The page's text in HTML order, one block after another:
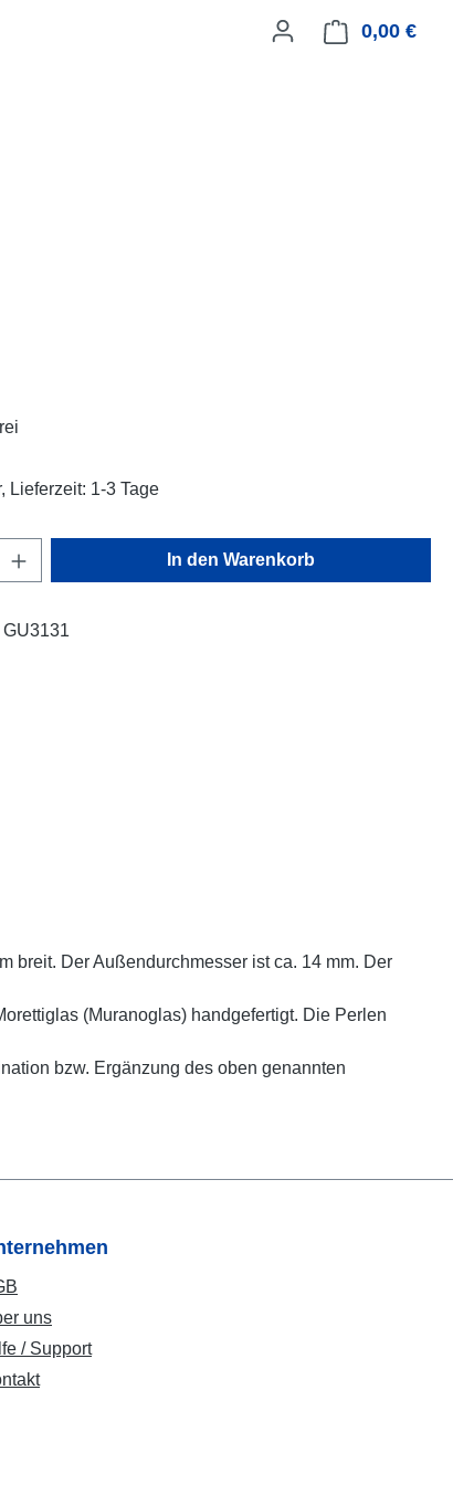
0,00 €
Lieferzeit: 1-3 Tage
Gib den gewünschten Wert ein
In den Warenkorb
GU3131
breit. Der Außendurchmesser ist ca. 14 mm. Der
(Muranoglas) handgefertigt. Die Perlen
bzw. Ergänzung des oben genannten
uns
/ Support